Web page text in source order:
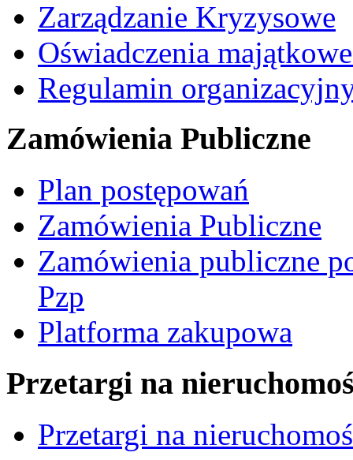
Zarządzanie Kryzysowe
Oświadczenia
Regulamin
Zamówienia Publiczne
Plan postępowań
Zamówienia Publiczne
Zamówienia publiczne
Pzp
Platforma zakupowa
Przetargi na
Przetargi na